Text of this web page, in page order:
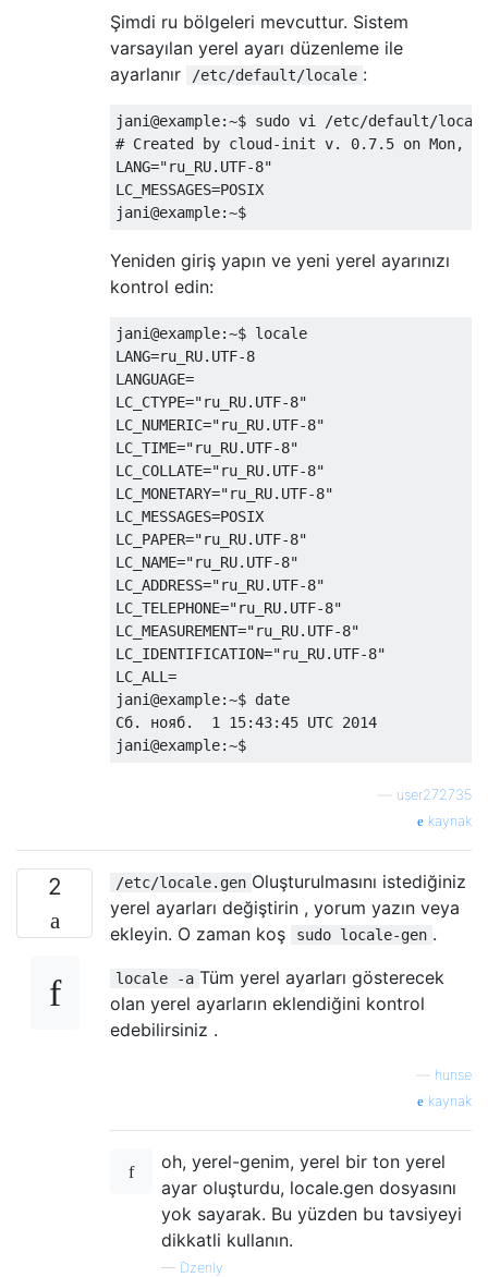
Şimdi ru bölgeleri mevcuttur. Sistem
varsayılan yerel ayarı düzenleme ile
ayarlanır
/etc/default/locale :
jani@example:~$ sudo vi /etc/default/
# Created by cloud-init v. 0.7.5 on Mon, 27
LANG="ru_RU.UTF-8"
LC_MESSAGES=POSIX
Yeniden giriş yapın ve yeni yerel ayarınızı
kontrol edin:
jani@example:~$ locale
LANG=ru_RU.UTF-8
LANGUAGE=
LC_CTYPE="ru_RU.UTF-8"
LC_NUMERIC="ru_RU.UTF-8"
LC_TIME="ru_RU.UTF-8"
LC_COLLATE="ru_RU.UTF-8"
LC_MONETARY="ru_RU.UTF-8"
LC_MESSAGES=POSIX
LC_PAPER="ru_RU.UTF-8"
LC_NAME="ru_RU.UTF-8"
LC_ADDRESS="ru_RU.UTF-8"
LC_TELEPHONE="ru_RU.UTF-8"
LC_MEASUREMENT="ru_RU.UTF-8"
LC_IDENTIFICATION="ru_RU.UTF-8"
LC_ALL=
jani@example:~$ date
Сб. нояб.  1 15:43:45 UTC 2014
user272735
kaynak
2 /etc/locale.gen Oluşturulmasını istediğiniz
yerel ayarları değiştirin , yorum yazın veya
ekleyin. O zaman koş
sudo locale-gen .
locale -a Tüm yerel ayarları gösterecek
olan yerel ayarların eklendiğini kontrol
edebilirsiniz .
hunse
kaynak
oh, yerel-genim, yerel bir ton yerel
ayar oluşturdu, locale.gen dosyasını
yok sayarak. Bu yüzden bu tavsiyeyi
dikkatli kullanın.
— Dzenly